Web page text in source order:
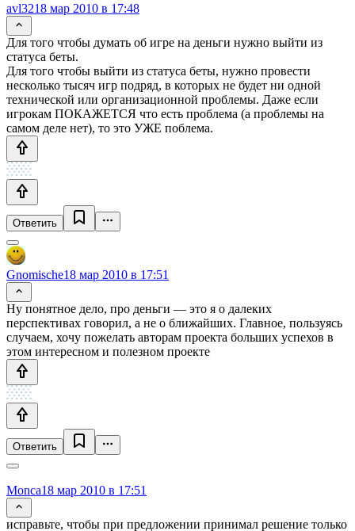
avl3218 мар 2010 в 17:48
Для того чтобы думать об игре на деньги нужно выйти из
статуса беты.
Для того чтобы выйти из статуса беты, нужно провести
несколько тысяч игр подряд, в которых не будет ни одной
технической или организационной проблемы. Даже если
игрокам ПОКАЖЕТСЯ что есть проблема (а проблемы на
самом деле нет), то это УЖЕ поблема.
Ответить
Gnomische18 мар 2010 в 17:51
Ну понятное дело, про деньги — это я о далеких
перспективах говорил, а не о ближайших. Главное, пользуясь
случаем, хочу пожелать авторам проекта больших успехов в
этом интересном и полезном проекте
Ответить
Monca18 мар 2010 в 17:51
исправьте, чтобы при предложении принимал решение только